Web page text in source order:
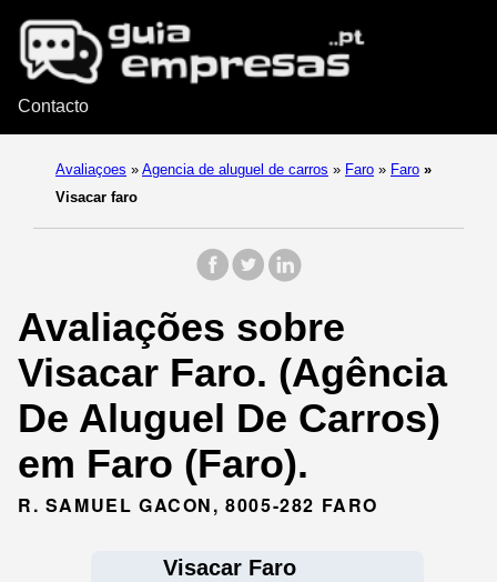
Contacto
Avaliaçoes » Agencia de aluguel de carros » Faro » Faro »
Visacar faro
Avaliações sobre
Visacar Faro. (Agência
De Aluguel De Carros)
em Faro (Faro).
R. SAMUEL GACON, 8005-282 FARO
Visacar Faro